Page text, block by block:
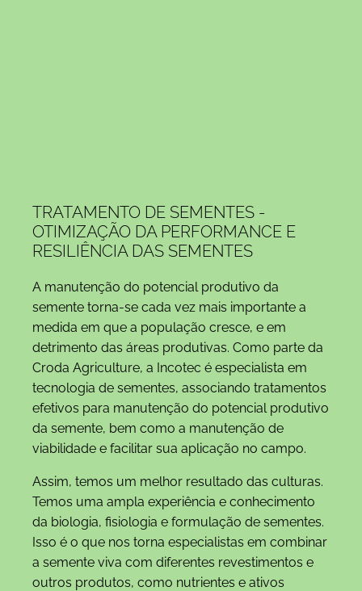
TRATAMENTO DE SEMENTES -
OTIMIZAÇÃO DA PERFORMANCE E
RESILIÊNCIA DAS SEMENTES
A manutenção do potencial produtivo da
semente torna-se cada vez mais importante a
medida em que a população cresce, e em
detrimento das áreas produtivas. Como parte da
Croda Agriculture, a Incotec é especialista em
tecnologia de sementes, associando tratamentos
efetivos para manutenção do potencial produtivo
da semente, bem como a manutenção de
viabilidade e facilitar sua aplicação no campo.
Assim, temos um melhor resultado das culturas.
Temos uma ampla experiência e conhecimento
da biologia, fisiologia e formulação de sementes.
Isso é o que nos torna especialistas em combinar
a semente viva com diferentes revestimentos e
outros produtos, como nutrientes e ativos